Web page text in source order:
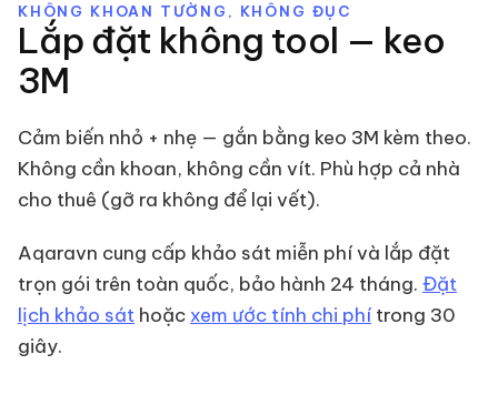
KHÔNG KHOAN TƯỜNG, KHÔNG ĐỤC
Lắp đặt không tool — keo
3M
Cảm biến nhỏ + nhẹ — gắn bằng keo 3M kèm theo.
Không cần khoan, không cần vít. Phù hợp cả nhà
cho thuê (gỡ ra không để lại vết).
Aqaravn cung cấp khảo sát miễn phí và lắp đặt
trọn gói trên toàn quốc, bảo hành 24 tháng. Đặt
lịch khảo sát hoặc xem ước tính chi phí trong 30
giây.